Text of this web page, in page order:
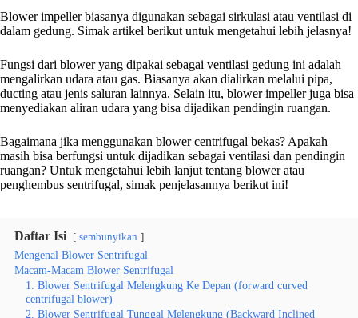
Blower impeller biasanya digunakan sebagai sirkulasi atau ventilasi di
dalam gedung. Simak artikel berikut untuk mengetahui lebih jelasnya!
Fungsi dari blower yang dipakai sebagai ventilasi gedung ini adalah
mengalirkan udara atau gas. Biasanya akan dialirkan melalui pipa,
ducting atau jenis saluran lainnya. Selain itu, blower impeller juga bisa
menyediakan aliran udara yang bisa dijadikan pendingin ruangan.
Bagaimana jika menggunakan blower centrifugal bekas? Apakah
masih bisa berfungsi untuk dijadikan sebagai ventilasi dan pendingin
ruangan? Untuk mengetahui lebih lanjut tentang blower atau
penghembus sentrifugal, simak penjelasannya berikut ini!
Daftar Isi sembunyikan
Mengenal Blower Sentrifugal
Macam-Macam Blower Sentrifugal
1. Blower Sentrifugal Melengkung Ke Depan (forward curved
centrifugal blower)
2. Blower Sentrifugal Tunggal Melengkung (Backward Inclined